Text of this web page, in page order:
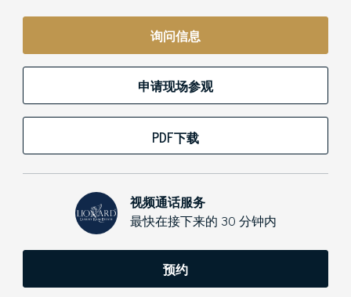
询问信息
申请现场参观
PDF下载
视频通话服务
最快在接下来的 30 分钟内
预约